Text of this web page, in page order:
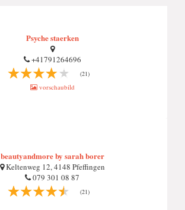
Psyche staerken
+41791264696
(21)
vorschaubild
beautyandmore by sarah borer
Keltenweg 12, 4148 Pfeffingen
079 301 08 87
(21)